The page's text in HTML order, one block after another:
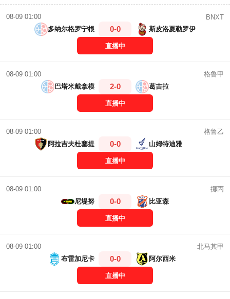
08-09 01:00
BNXT
多纳尔格罗宁根
0-0 斯皮洛夏勒罗伊
直播中
08-09 01:00
格鲁甲
巴塔米戴拿模
2-0 葛吉拉
直播中
08-09 01:00
格鲁乙
阿拉吉夫杜塞提
0-0 山姆特迪雅
直播中
08-09 01:00
挪丙
尼堤努
0-0 比亚森
直播中
08-09 01:00
北马其甲
布雷加尼卡
0-0 阿尔西米
直播中